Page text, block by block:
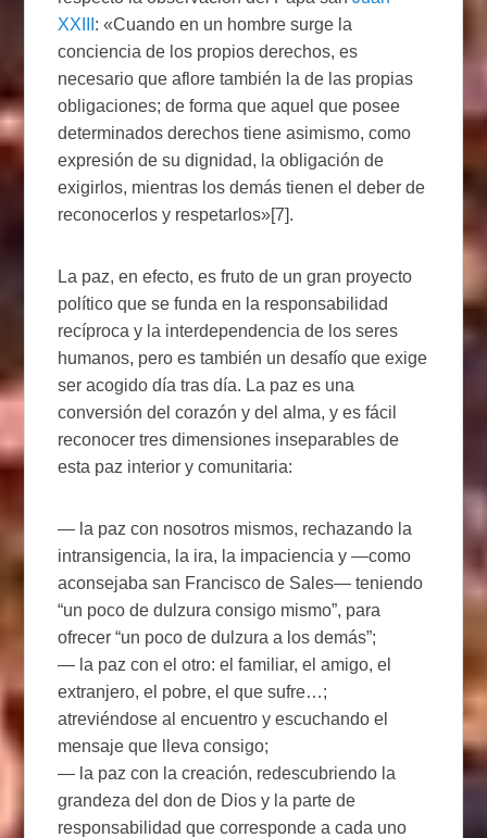
XXIII : «Cuando en un hombre surge la
conciencia de los propios derechos, es
necesario que aflore también la de las propias
obligaciones; de forma que aquel que posee
determinados derechos tiene asimismo, como
expresión de su dignidad, la obligación de
exigirlos, mientras los demás tienen el deber de
reconocerlos y respetarlos»[7].
La paz, en efecto, es fruto de un gran proyecto
político que se funda en la responsabilidad
recíproca y la interdependencia de los seres
humanos, pero es también un desafío que exige
ser acogido día tras día. La paz es una
conversión del corazón y del alma, y es fácil
reconocer tres dimensiones inseparables de
esta paz interior y comunitaria:
— la paz con nosotros mismos, rechazando la
intransigencia, la ira, la impaciencia y ―como
aconsejaba san Francisco de Sales― teniendo
“un poco de dulzura consigo mismo”, para
ofrecer “un poco de dulzura a los demás”;
— la paz con el otro: el familiar, el amigo, el
extranjero, el pobre, el que sufre…;
atreviéndose al encuentro y escuchando el
mensaje que lleva consigo;
— la paz con la creación, redescubriendo la
grandeza del don de Dios y la parte de
responsabilidad que corresponde a cada uno